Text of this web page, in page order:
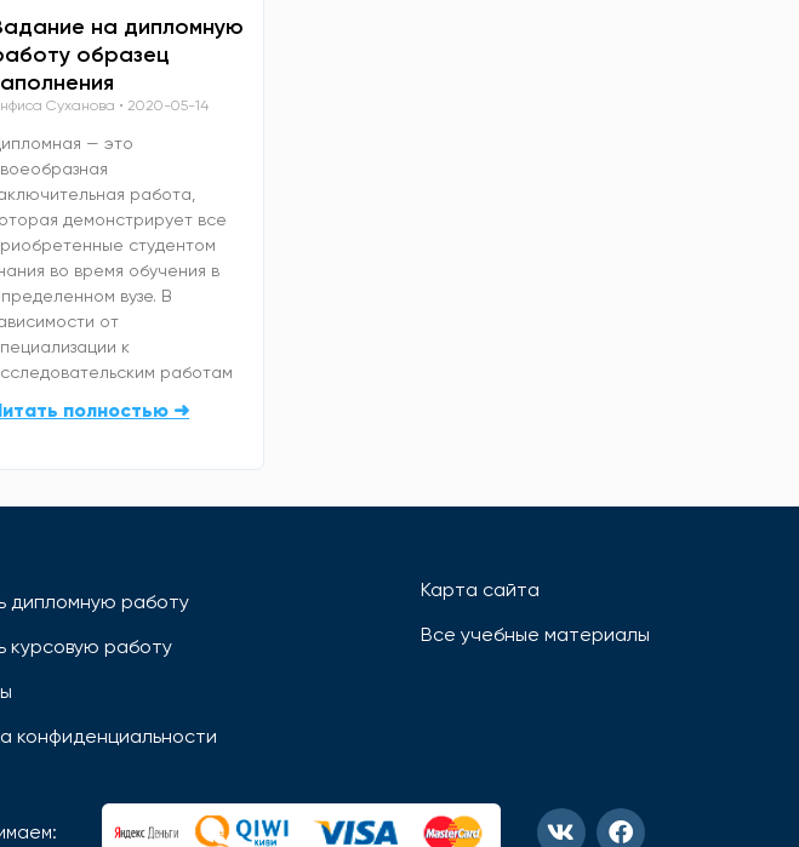
на дипломную
образец
Суханова 2020-05-14
— это
работа,
демонстрирует все
студентом
во время обучения в
вузе. В
от
к
работам
полностью ➜
дипломную работу
курсовую работу
конфиденциальности
Карта сайта
Все учебные материалы